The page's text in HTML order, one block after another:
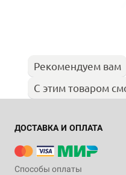
Рекомендуем вам
С этим товаром
ДОСТАВКА И ОПЛАТА
Способы оплаты